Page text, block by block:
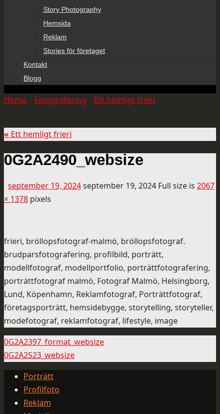
Story Photography
Hemsida
Reklam
Stories för företaget
Kontakt
Blogg
Home Fotografering Ett hemligt frieri
« Ett hemligt frieri
0G2A2490_websize
september 19, 2024september 19, 2024 Full size is 2067
× 1378 pixels
frieri, bröllopsfotograf-malmö, bröllopsfotograf.
brudparsfotografering, profilbild, porträtt,
modellfotograf, modellportfolio, porträttfotografering,
porträttfotograf malmö, Fotograf Malmö, Helsingborg,
Lund, Köpenhamn, Reklamfotograf, Porträttfotograf,
företagsporträtt, hemsidebygge, storytelling, storyteller,
modefotograf, reklamfotograf, lifestyle, image
0G2A2397_format_websize
0G2A2523_websize
Porträtt
Profilfoto
Reklam